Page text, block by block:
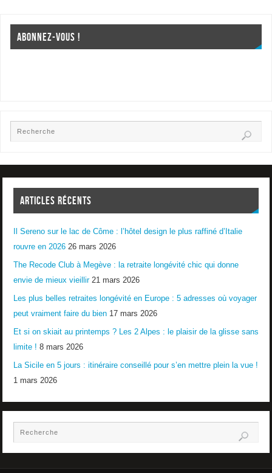
ABONNEZ-VOUS !
ARTICLES RÉCENTS
Il Sereno sur le lac de Côme : l’hôtel design le plus raffiné d’Italie
rouvre en 2026 26 mars 2026
The Recode Club à Megève : la retraite longévité chic qui donne
envie de mieux vieillir 21 mars 2026
Les plus belles retraites longévité en Europe : 5 adresses où voyager
peut vraiment faire du bien 17 mars 2026
Et si on skiait au printemps ? Les 2 Alpes : le plaisir de la glisse sans
limite ! 8 mars 2026
La Sicile en 5 jours : itinéraire conseillé pour s’en mettre plein la vue !
1 mars 2026